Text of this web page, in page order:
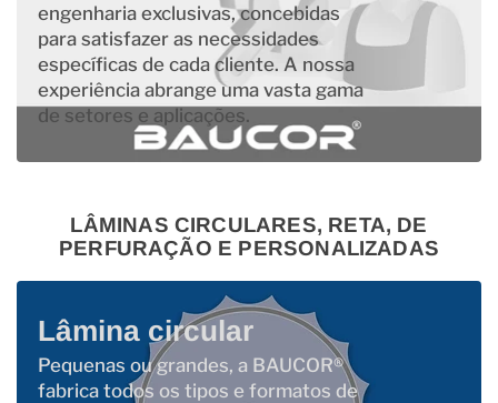
engenharia exclusivas, concebidas
para satisfazer as necessidades
específicas de cada cliente. A nossa
experiência abrange uma vasta gama
de setores e aplicações.
LÂMINAS CIRCULARES, RETA, DE
PERFURAÇÃO E PERSONALIZADAS
Lâmina circular
Pequenas ou grandes, a BAUCOR®
fabrica todos os tipos e formatos de